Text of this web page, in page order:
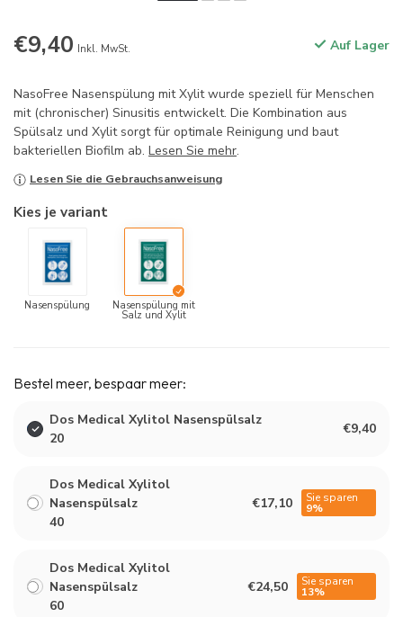
€9,40 Inkl. MwSt. Auf Lager
NasoFree Nasenspülung mit Xylit wurde speziell für Menschen
mit (chronischer) Sinusitis entwickelt. Die Kombination aus
Spülsalz und Xylit sorgt für optimale Reinigung und baut
bakteriellen Biofilm ab. Lesen Sie mehr.
Lesen Sie die Gebrauchsanweisung
Kies je variant
Nasenspülung Nasenspülung mit
Salz und Xylit
Bestel meer, bespaar meer:
Dos Medical Xylitol Nasenspülsalz
20
€9,40
Dos Medical Xylitol
Nasenspülsalz
40
€17,10 Sie sparen
9%
Dos Medical Xylitol
Nasenspülsalz
60
€24,50 Sie sparen
13%